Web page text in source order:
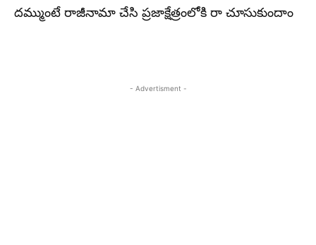
దమ్ముంటే రాజీనామా చేసి ప్రజాక్షేత్రంలోకి రా చూసుకుందాం
- Advertisment -